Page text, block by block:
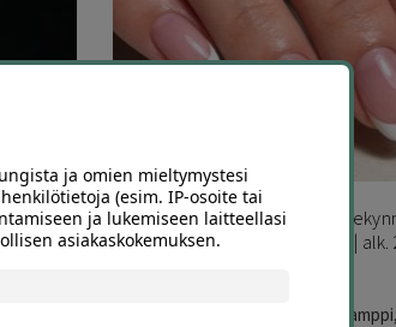
70
Kampaamoleikkaus,
tai ripsien ja kulmien värjäys | alk.
Beauty Salon Freda Lights
ja omien mieltymystesi
(esim. IP-osoite tai
ja lukemiseen laitteellasi
asiakaskokemuksen.